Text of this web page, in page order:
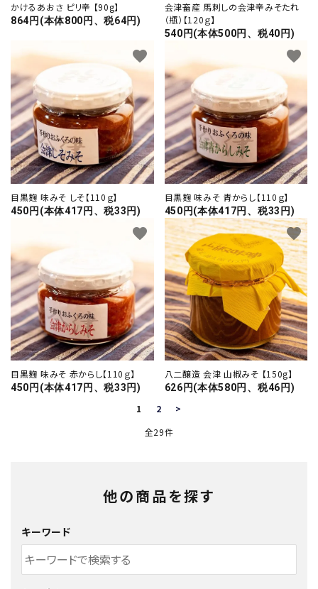
かけるあおさ ピリ辛 【90g】
864円(本体800円、税64円)
会津畜産 馬刺しの会津辛みそたれ
（瓶）【120ｇ】
540円(本体500円、税40円)
目黒麹 味みそ しそ【110ｇ】
450円(本体417円、税33円)
favorite
目黒麹 味みそ 青からし【110ｇ】
450円(本体417円、税33円)
favorite
目黒麹 味みそ 赤からし【110ｇ】
450円(本体417円、税33円)
favorite
八二醸造 会津 山椒みそ 【150g】
626円(本体580円、税46円)
favorite
1 2
>
全29件
他の商品を探す
キーワード